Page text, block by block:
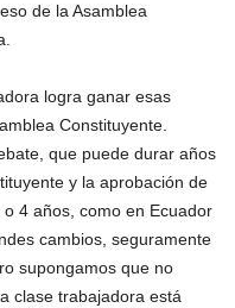
de la Asamblea
logra ganar esas
Constituyente.
que puede durar años
y la aprobación de
4 años, como en Ecuador
cambios, seguramente
supongamos que no
clase trabajadora está